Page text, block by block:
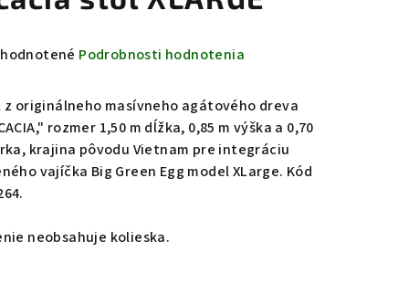
Podrobnosti hodnotenia
z originálneho masívneho agátového dreva
rozmer 1,50 m dĺžka, 0,85 m výška a 0,70
krajina pôvodu Vietnam pre integráciu
vajíčka Big Green Egg model XLarge. Kód
neobsahuje kolieska.